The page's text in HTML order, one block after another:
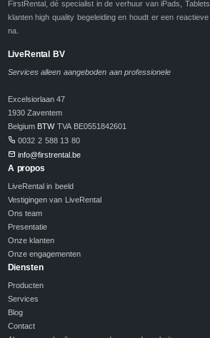
FirstRental, dé specialist in de verhuur van iPads,
klanten high quality begeleiding en houdt er een
na.
LiveRental BV
Services alleen aangeboden aan professionele
Excelsiorlaan 47
1930 Zaventem
Belgium BTWTVA BE0551842601
0032 2 588 13 80
info@firstrental.be
A propos
LiveRental in beeld
Vestigingen van LiveRental
Ons team
Presentatie
Onze klanten
Onze engagementen
Diensten
Producten
Services
Blog
Contact